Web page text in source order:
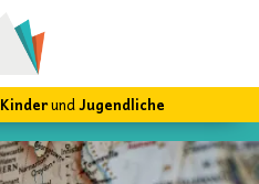
KinderundJugendliche